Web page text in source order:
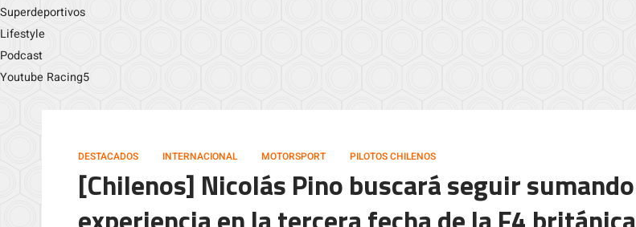
Superdeportivos
Lifestyle
Podcast
Youtube Racing5
DESTACADOS INTERNACIONAL MOTORSPORT PILOTOS CHILENOS
[Chilenos] Nicolás Pino buscará seguir sumando